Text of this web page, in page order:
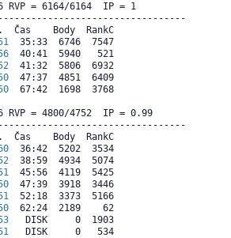
RVP = 6164/6164  IP = 1
Body  RankC
  35:33  6746  7547
  40:41  5940   521
  41:32  5806  6932
  47:37  4851  6409
  67:42  1698  3768
RVP = 4800/4752  IP = 0.99
Body  RankC
  36:42  5202  3534
  38:59  4934  5074
  45:56  4119  5425
  47:39  3918  3446
  52:18  3373  5166
  62:24  2189    62
   DISK     0  1903
   DISK     0   534